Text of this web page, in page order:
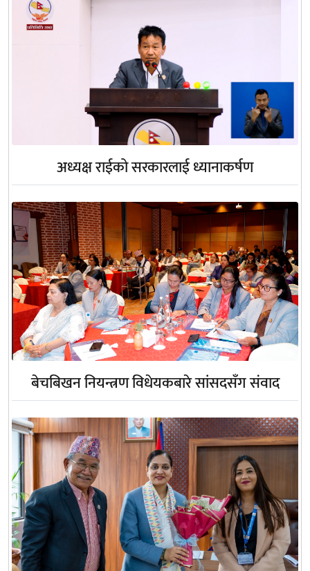
अध्यक्ष राईको सरकारलाई ध्यानाकर्षण
बेचबिखन नियन्त्रण विधेयकबारे सांसदसँग संवाद